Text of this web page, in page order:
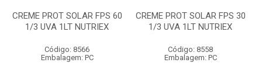
CREME PROT SOLAR FPS 60
1/3 UVA 1LT NUTRIEX
Código: 8566
Embalagem: PC
CREME PROT SOLAR FPS 30
1/3 UVA 1LT NUTRIEX
Código: 8558
Embalagem: PC